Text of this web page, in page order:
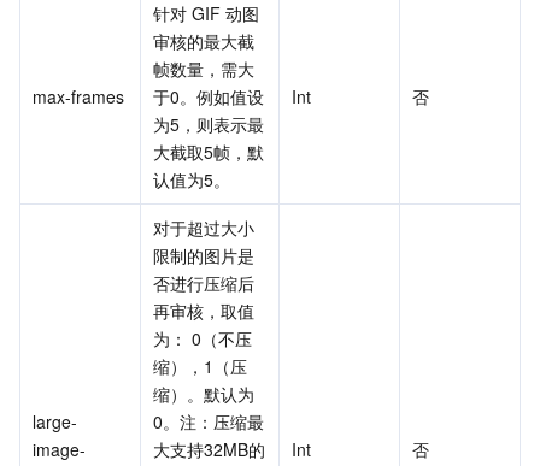
max-frames
针对 GIF 动图
审核的最大截
帧数量，需大
于0。例如值设
为5，则表示最
大截取5帧，默
认值为5。
Int 否
large-
image-
对于超过大小
限制的图片是
否进行压缩后
再审核，取值
为： 0（不压
缩），1（压
缩）。默认为
0。注：压缩最
大支持32MB的
Int 否